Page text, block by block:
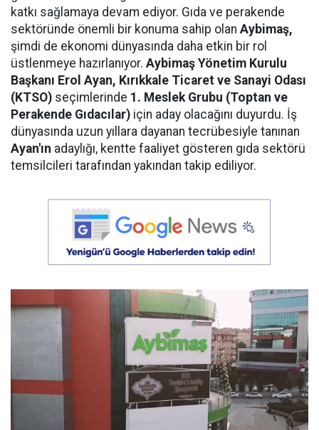
katkı sağlamaya devam ediyor. Gıda ve perakende
sektöründe önemli bir konuma sahip olan Aybimaş,
şimdi de ekonomi dünyasında daha etkin bir rol
üstlenmeye hazırlanıyor. Aybimaş Yönetim Kurulu
Başkanı Erol Ayan, Kırıkkale Ticaret ve Sanayi Odası
(KTSO) seçimlerinde 1. Meslek Grubu (Toptan ve
Perakende Gıdacılar) için aday olacağını duyurdu. İş
dünyasında uzun yıllara dayanan tecrübesiyle tanınan
Ayan'ın adaylığı, kentte faaliyet gösteren gıda sektörü
temsilcileri tarafından yakından takip ediliyor.